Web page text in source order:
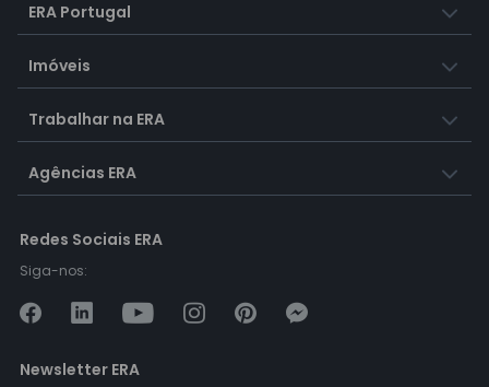
ERA Portugal
Imóveis
Trabalhar na ERA
Agências ERA
Redes Sociais ERA
Siga-nos:
Newsletter ERA